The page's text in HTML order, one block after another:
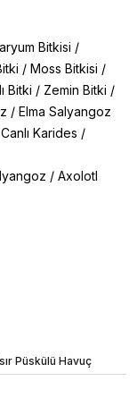
Bitkisi /
/ Moss Bitkisi /
Bitki / Zemin Bitki /
/ Elma Salyangoz
Canlı Karides /
/ Axolotl
Püskülü Havuç